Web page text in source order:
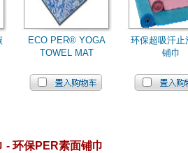
ECO PER® YOGA
TOWEL MAT
环保超吸汗止
铺巾
- 环保PER素面铺巾